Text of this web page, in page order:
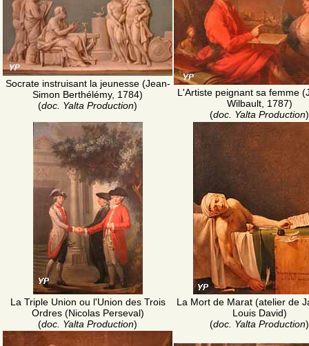
Socrate instruisant la jeunesse (Jean-
Simon Berthélémy, 1784)
(doc. Yalta Production)
L'Artiste peignant sa femme
Wilbault, 1787)
(doc. Yalta Production)
La Triple Union ou l'Union des Trois
Ordres (Nicolas Perseval)
(doc. Yalta Production)
La Mort de Marat (atelier de
Louis David)
(doc. Yalta Production)